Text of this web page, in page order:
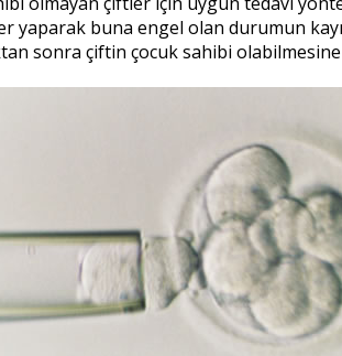
yaparak buna engel olan durumun
sonra çiftin çocuk sahibi